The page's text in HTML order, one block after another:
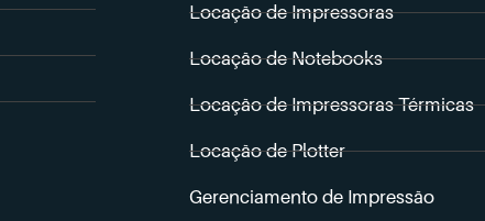
Locação de Impressoras
Locação de Notebooks
Locação de Impressoras Térmicas
Locação de Plotter
Gerenciamento de Impressão